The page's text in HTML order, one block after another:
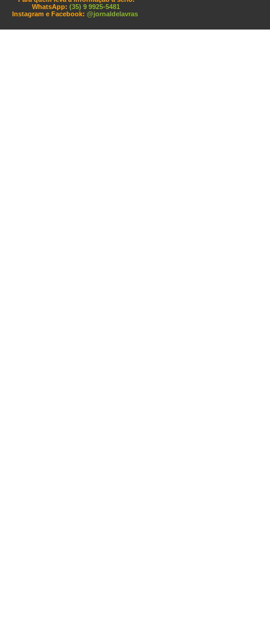
WhatsApp: (35) 9 9925-5481
Instagram e Facebook: @jornaldelavras